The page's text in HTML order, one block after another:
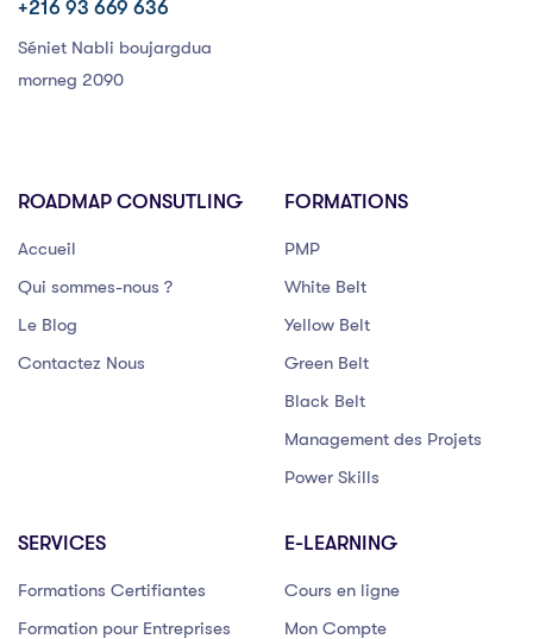
+216 93 669 636
Séniet Nabli boujargdua
morneg 2090
ROADMAP CONSUTLING
Accueil
Qui sommes-nous ?
Le Blog
Contactez Nous
FORMATIONS
PMP
White Belt
Yellow Belt
Green Belt
Black Belt
Management des Projets
Power Skills
SERVICES
Formations Certifiantes
Formation pour Entreprises
E-LEARNING
Cours en ligne
Mon Compte